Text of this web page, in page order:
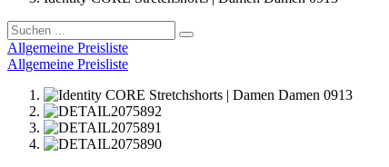
Allgemeine Preisliste
Allgemeine Preisliste